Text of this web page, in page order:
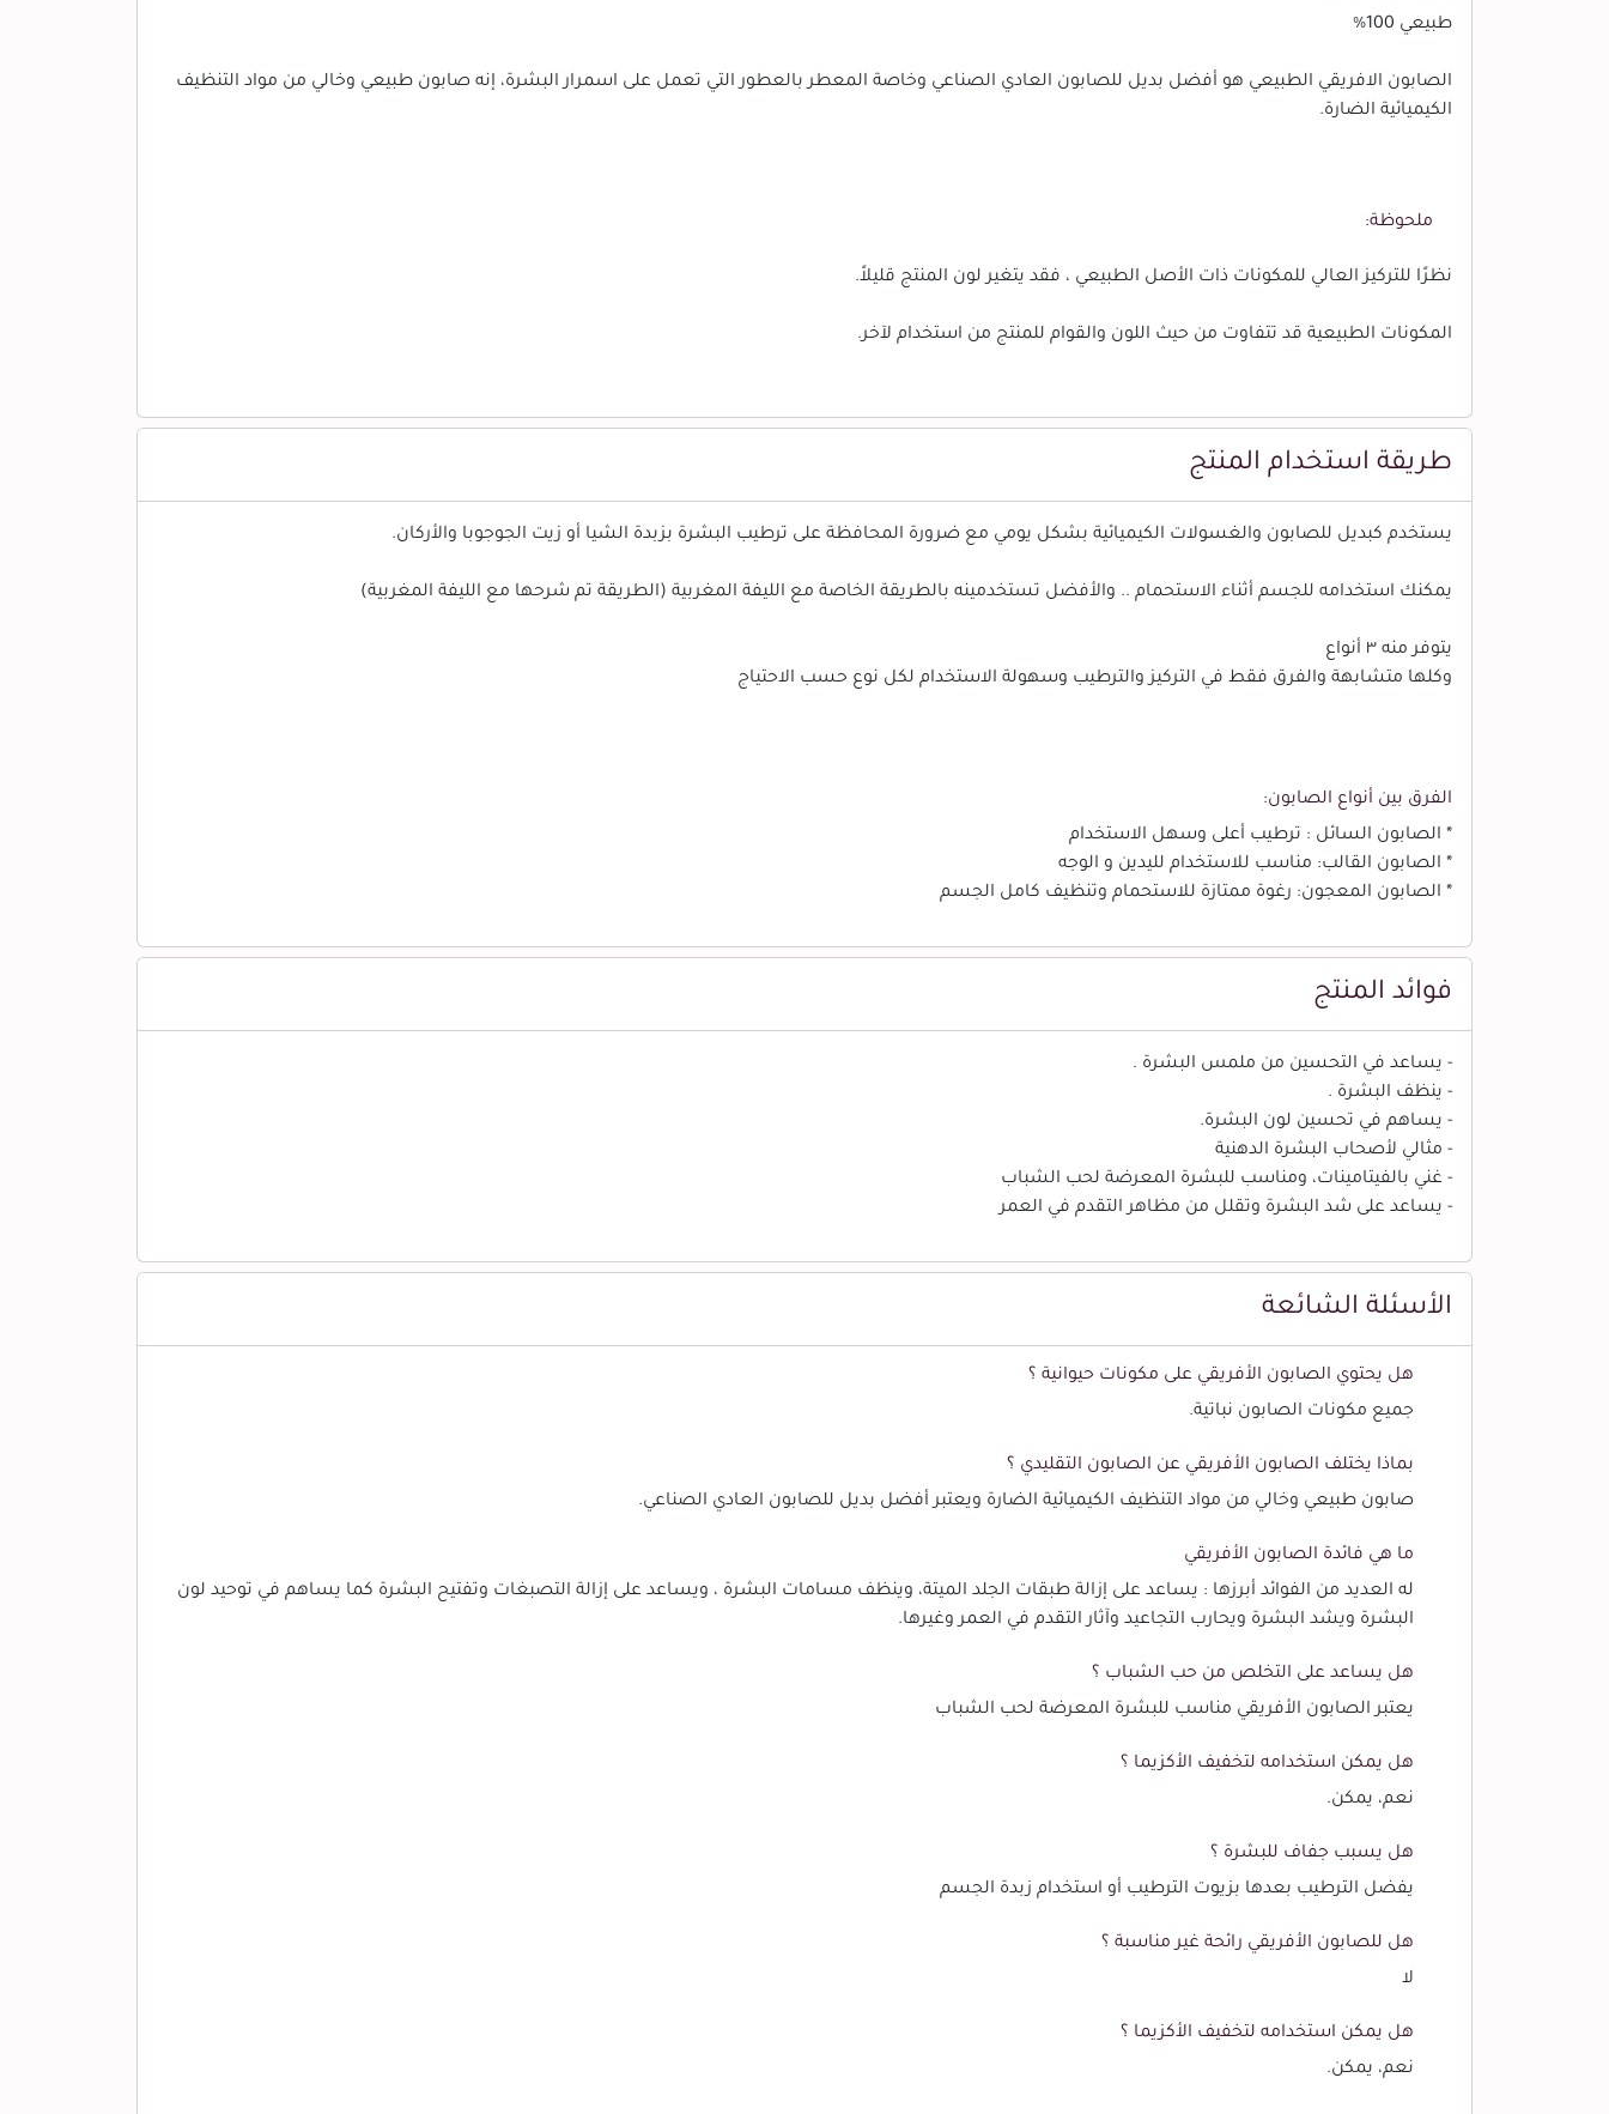
طبيعي 100%
الصابون الافريقي الطبيعي هو أفضل بديل للصابون العادي الصناعي وخاصة المعطر بالعطور التي تعمل على اسمرار البشرة، إنه صابون طبيعي وخالي من مواد التنظيف
الكيميائية الضارة.
ملحوظة:
نظرًا للتركيز العالي للمكونات ذات الأصل الطبيعي ، فقد يتغير لون المنتج قليلاً.
المكونات الطبيعية قد تتفاوت من حيث اللون والقوام للمنتج من استخدام لآخر.
طريقة استخدام المنتج
يستخدم كبديل للصابون والغسولات الكيميائية بشكل يومي مع ضرورة المحافظة على ترطيب البشرة بزبدة الشيا أو زيت الجوجوبا والأركان.
يمكنك استخدامه للجسم أثناء الاستحمام .. والأفضل تستخدمينه بالطريقة الخاصة مع الليفة المغربية (الطريقة تم شرحها مع الليفة المغربية)
يتوفر منه ٣ أنواع
وكلها متشابهة والفرق فقط في التركيز والترطيب وسهولة الاستخدام لكل نوع حسب الاحتياج
الفرق بين أنواع الصابون:
* الصابون السائل : ترطيب أعلى وسهل الاستخدام
* الصابون القالب: مناسب للاستخدام لليدين و الوجه
* الصابون المعجون: رغوة ممتازة للاستحمام وتنظيف كامل الجسم
فوائد المنتج
- يساعد في التحسين من ملمس البشرة .
- ينظف البشرة .
- يساهم في تحسين لون البشرة.
- مثالي لأصحاب البشرة الدهنية
- غني بالفيتامينات، ومناسب للبشرة المعرضة لحب الشباب
- يساعد على شد البشرة وتقلل من مظاهر التقدم في العمر
الأسئلة الشائعة
هل يحتوي الصابون الأفريقي على مكونات حيوانية ؟
جميع مكونات الصابون نباتية.
بماذا يختلف الصابون الأفريقي عن الصابون التقليدي ؟
صابون طبيعي وخالي من مواد التنظيف الكيميائية الضارة ويعتبر أفضل بديل للصابون العادي الصناعي.
ما هي فائدة الصابون الأفريقي
له العديد من الفوائد أبرزها : يساعد على إزالة طبقات الجلد الميتة، وينظف مسامات البشرة ، ويساعد على إزالة التصبغات وتفتيح البشرة كما يساهم في توحيد لون
البشرة ويشد البشرة ويحارب التجاعيد وآثار التقدم في العمر وغيرها.
هل يساعد على التخلص من حب الشباب ؟
يعتبر الصابون الأفريقي مناسب للبشرة المعرضة لحب الشباب
هل يمكن استخدامه لتخفيف الأكزيما ؟
نعم، يمكن.
هل يسبب جفاف للبشرة ؟
يفضل الترطيب بعدها بزيوت الترطيب أو استخدام زبدة الجسم
هل للصابون الأفريقي رائحة غير مناسبة ؟
لا
هل يمكن استخدامه لتخفيف الأكزيما ؟
نعم، يمكن.